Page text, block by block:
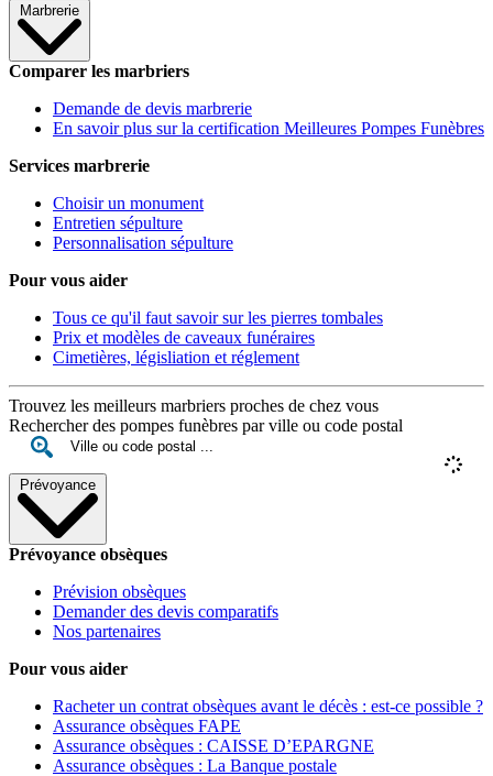
Marbrerie
Comparer les marbriers
Demande de devis marbrerie
En savoir plus sur la certification Meilleures Pompes Funèbres
Services marbrerie
Choisir un monument
Entretien sépulture
Personnalisation sépulture
Pour vous aider
Tous ce qu'il faut savoir sur les pierres tombales
Prix et modèles de caveaux funéraires
Cimetières, législiation et réglement
Trouvez les meilleurs marbriers proches de chez vous
Rechercher des pompes funèbres par ville ou code postal
Prévoyance
Prévoyance obsèques
Prévision obsèques
Demander des devis comparatifs
Nos partenaires
Pour vous aider
Racheter un contrat obsèques avant le décès : est-ce possible ?
Assurance obsèques FAPE
Assurance obsèques : CAISSE D’EPARGNE
Assurance obsèques : La Banque postale